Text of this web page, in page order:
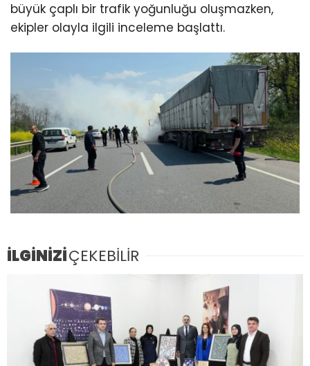
büyük çaplı bir trafik yoğunluğu oluşmazken,
ekipler olayla ilgili inceleme başlattı.
İLGİNİZİÇEKEBİLİR